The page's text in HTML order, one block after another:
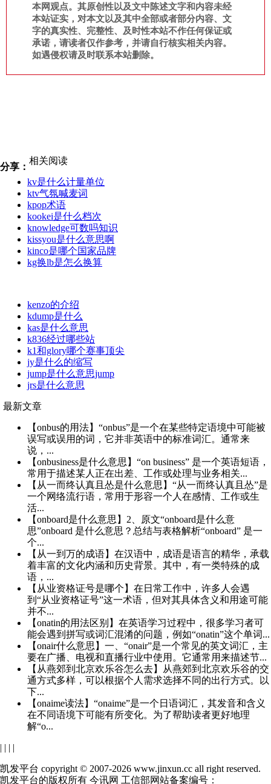
本网观点。其原创性以及文中陈述文字和内容未经
本站证实，对本文以及其中全部或者部分内容、文
字的真实性、完整性、及时性本站不作任何保证或
承诺，请读者仅作参考，并请自行核实相关内容。
如遇侵权请及时联系本站删除。
分享：
相关阅读
kv是什么计量单位
ktv气氛喊麦词
kpop术语
kookei是什么档次
knowledge可数吗知识
kissyou是什么意思啊
kinco是哪个国家品牌
kg换lb是怎么换算
kenzo的介绍
kdump是什么
kas是什么意思
k836经过哪些站
k1和glory哪个赛事顶尖
jy是什么的缩写
jump是什么意思jump
jrs是什么意思
最新文章
【onbus的用法】“onbus”是一个在某些特定语境中可能被
误写或误用的词，它并非英语中的标准词汇。通常来
说，...
【onbusiness是什么意思】“on business” 是一个英语短语，
常用于描述某人正在出差、工作或处理与业务相关...
【从一而终认真且怂是什么意思】“从一而终认真且怂”是
一个网络流行语，常用于形容一个人在感情、工作或生
活...
【onboard是什么意思】2、原文“onboard是什么意
思”onboard 是什么意思？总结与表格解析“onboard” 是一
个...
【从一到万的成语】在汉语中，成语是语言的精华，承载
着丰富的文化内涵和历史背景。其中，有一类特殊的成
语，...
【从业资格证号是哪个】在日常工作中，许多人会遇
到“从业资格证号”这一术语，但对其具体含义和用途可能
并不...
【onatin的用法区别】在英语学习过程中，很多学习者可
能会遇到拼写或词汇混淆的问题，例如“onatin”这个单词...
【onair什么意思】一、“onair”是一个常见的英文词汇，主
要在广播、电视和直播行业中使用。它通常用来描述节...
【从燕郊到北京欢乐谷怎么去】从燕郊到北京欢乐谷的交
通方式多样，可以根据个人需求选择不同的出行方式。以
下...
【onaime读法】“onaime”是一个日语词汇，其发音和含义
在不同语境下可能有所变化。为了帮助读者更好地理
解“o...
| | | |
凯发平台 copyright © 2007-2026 www.jinxun.cc all right reserved.
凯发平台的版权所有 今讯网 工信部网站备案编号：